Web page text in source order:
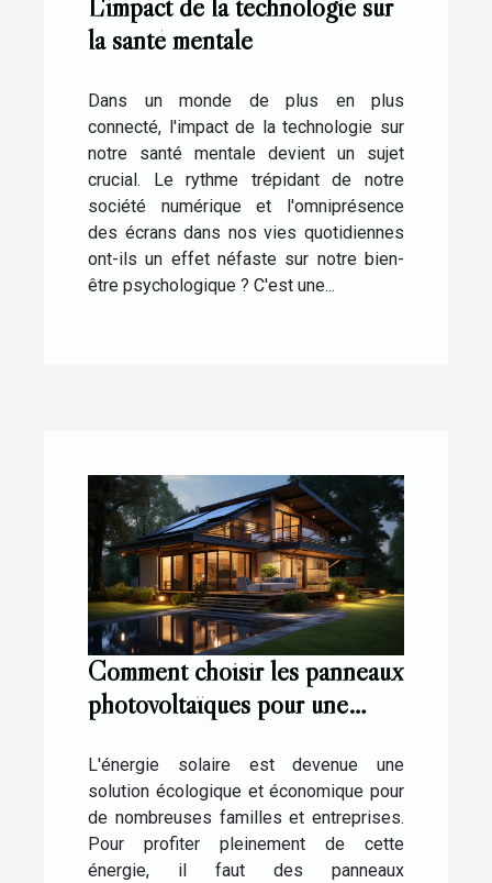
L'impact de la technologie sur
la santé mentale
Dans un monde de plus en plus
connecté, l'impact de la technologie sur
notre santé mentale devient un sujet
crucial. Le rythme trépidant de notre
société numérique et l'omniprésence
des écrans dans nos vies quotidiennes
ont-ils un effet néfaste sur notre bien-
être psychologique ? C'est une...
Comment choisir les panneaux
photovoltaïques pour une
L'énergie solaire est devenue une
solution écologique et économique pour
de nombreuses familles et entreprises.
Pour profiter pleinement de cette
énergie, il faut des panneaux